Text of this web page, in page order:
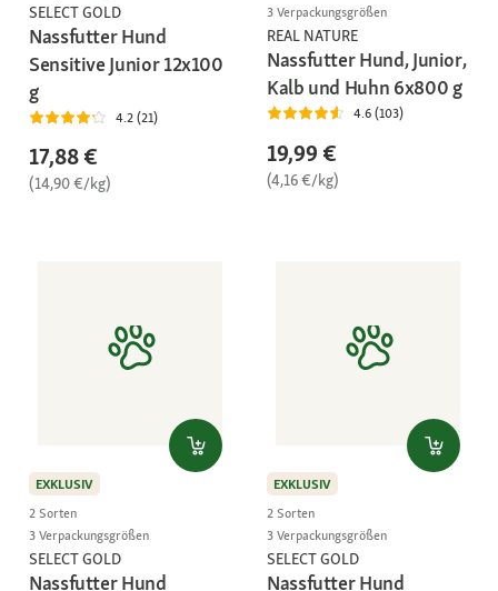
SELECT GOLD
Nassfutter Hund
Sensitive Junior 12x100
g
4.2 (21)
17,88 €
(14,90 €/kg)
3 Verpackungsgrößen
REAL NATURE
Nassfutter Hund, Junior,
Kalb und Huhn 6x800 g
4.6 (103)
19,99 €
(4,16 €/kg)
EXKLUSIV
2 Sorten
3 Verpackungsgrößen
SELECT GOLD
Nassfutter Hund
EXKLUSIV
2 Sorten
3 Verpackungsgrößen
SELECT GOLD
Nassfutter Hund